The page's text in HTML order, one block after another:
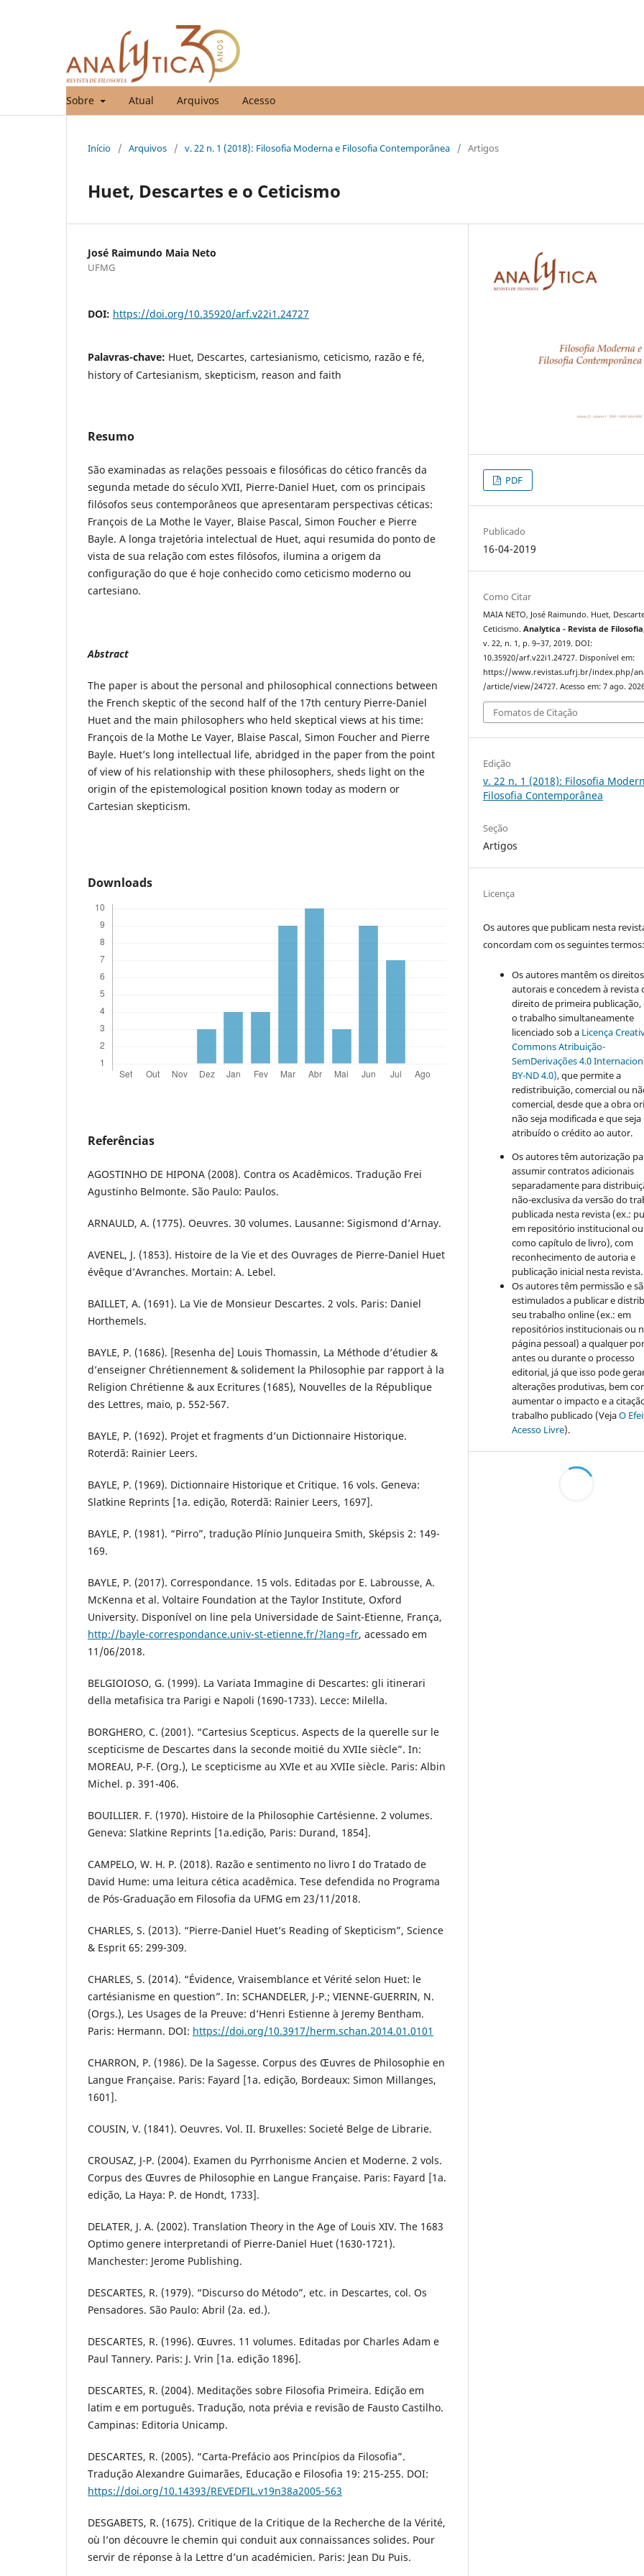
Sobre Atual Arquivos Acesso
Início / Arquivos / v. 22 n. 1 (2018): Filosofia Moderna e Filosofia Contemporânea / Artigos
Huet, Descartes e o Ceticismo
José Raimundo Maia Neto
UFMG
DOI: https://doi.org/10.35920/arf.v22i1.24727
Palavras-chave: Huet, Descartes, cartesianismo, ceticismo, razão e fé,
history of Cartesianism, skepticism, reason and faith
Resumo
São examinadas as relações pessoais e filosóficas do cético francês da
segunda metade do século XVII, Pierre-Daniel Huet, com os principais
filósofos seus contemporâneos que apresentaram perspectivas céticas:
François de La Mothe le Vayer, Blaise Pascal, Simon Foucher e Pierre
Bayle. A longa trajetória intelectual de Huet, aqui resumida do ponto de
vista de sua relação com estes filósofos, ilumina a origem da
configuração do que é hoje conhecido como ceticismo moderno ou
cartesiano.
Abstract
The paper is about the personal and philosophical connections between
the French skeptic of the second half of the 17th century Pierre-Daniel
Huet and the main philosophers who held skeptical views at his time:
François de la Mothe Le Vayer, Blaise Pascal, Simon Foucher and Pierre
Bayle. Huet’s long intellectual life, abridged in the paper from the point
of view of his relationship with these philosophers, sheds light on the
origin of the epistemological position known today as modern or
Cartesian skepticism.
Downloads
Referências
AGOSTINHO DE HIPONA (2008). Contra os Acadêmicos. Tradução Frei
Agustinho Belmonte. São Paulo: Paulos.
ARNAULD, A. (1775). Oeuvres. 30 volumes. Lausanne: Sigismond d’Arnay.
AVENEL, J. (1853). Histoire de la Vie et des Ouvrages de Pierre-Daniel Huet
évêque d’Avranches. Mortain: A. Lebel.
BAILLET, A. (1691). La Vie de Monsieur Descartes. 2 vols. Paris: Daniel
Horthemels.
BAYLE, P. (1686). [Resenha de] Louis Thomassin, La Méthode d’étudier &
d’enseigner Chrétiennement & solidement la Philosophie par rapport à la
Religion Chrétienne & aux Ecritures (1685), Nouvelles de la République
des Lettres, maio, p. 552-567.
BAYLE, P. (1692). Projet et fragments d’un Dictionnaire Historique.
Roterdã: Rainier Leers.
BAYLE, P. (1969). Dictionnaire Historique et Critique. 16 vols. Geneva:
Slatkine Reprints [1a. edição, Roterdã: Rainier Leers, 1697].
BAYLE, P. (1981). “Pirro”, tradução Plínio Junqueira Smith, Sképsis 2: 149-
169.
BAYLE, P. (2017). Correspondance. 15 vols. Editadas por E. Labrousse, A.
McKenna et al. Voltaire Foundation at the Taylor Institute, Oxford
University. Disponível on line pela Universidade de Saint-Etienne, França,
http://bayle-correspondance.univ-st-etienne.fr/?lang=fr, acessado em
11/06/2018.
BELGIOIOSO, G. (1999). La Variata Immagine di Descartes: gli itinerari
della metafisica tra Parigi e Napoli (1690-1733). Lecce: Milella.
BORGHERO, C. (2001). “Cartesius Scepticus. Aspects de la querelle sur le
scepticisme de Descartes dans la seconde moitié du XVIIe siècle”. In:
MOREAU, P-F. (Org.), Le scepticisme au XVIe et au XVIIe siècle. Paris: Albin
Michel. p. 391-406.
BOUILLIER. F. (1970). Histoire de la Philosophie Cartésienne. 2 volumes.
Geneva: Slatkine Reprints [1a.edição, Paris: Durand, 1854].
CAMPELO, W. H. P. (2018). Razão e sentimento no livro I do Tratado de
David Hume: uma leitura cética acadêmica. Tese defendida no Programa
de Pós-Graduação em Filosofia da UFMG em 23/11/2018.
CHARLES, S. (2013). “Pierre-Daniel Huet’s Reading of Skepticism”, Science
& Esprit 65: 299-309.
CHARLES, S. (2014). “Évidence, Vraisemblance et Vérité selon Huet: le
cartésianisme en question”. In: SCHANDELER, J-P.; VIENNE-GUERRIN, N.
(Orgs.), Les Usages de la Preuve: d’Henri Estienne à Jeremy Bentham.
Paris: Hermann. DOI: https://doi.org/10.3917/herm.schan.2014.01.0101
CHARRON, P. (1986). De la Sagesse. Corpus des Œuvres de Philosophie en
Langue Française. Paris: Fayard [1a. edição, Bordeaux: Simon Millanges,
1601].
COUSIN, V. (1841). Oeuvres. Vol. II. Bruxelles: Societé Belge de Librarie.
CROUSAZ, J-P. (2004). Examen du Pyrrhonisme Ancien et Moderne. 2 vols.
Corpus des Œuvres de Philosophie en Langue Française. Paris: Fayard [1a.
edição, La Haya: P. de Hondt, 1733].
DELATER, J. A. (2002). Translation Theory in the Age of Louis XIV. The 1683
Optimo genere interpretandi of Pierre-Daniel Huet (1630-1721).
Manchester: Jerome Publishing.
DESCARTES, R. (1979). “Discurso do Método”, etc. in Descartes, col. Os
Pensadores. São Paulo: Abril (2a. ed.).
DESCARTES, R. (1996). Œuvres. 11 volumes. Editadas por Charles Adam e
Paul Tannery. Paris: J. Vrin [1a. edição 1896].
DESCARTES, R. (2004). Meditações sobre Filosofia Primeira. Edição em
latim e em português. Tradução, nota prévia e revisão de Fausto Castilho.
Campinas: Editoria Unicamp.
DESCARTES, R. (2005). “Carta-Prefácio aos Princípios da Filosofia”.
Tradução Alexandre Guimarães, Educação e Filosofia 19: 215-255. DOI:
https://doi.org/10.14393/REVEDFIL.v19n38a2005-563
DESGABETS, R. (1675). Critique de la Critique de la Recherche de la Vérité,
où l’on découvre le chemin qui conduit aux connaissances solides. Pour
servir de réponse à la Lettre d’un académicien. Paris: Jean Du Puis.
PDF
Publicado
16-04-2019
Como Citar
MAIA NETO, José Raimundo. Huet,
Ceticismo.Analytica - Revista de Filosofia
v. 22, n. 1, p. 9–37, 2019. DOI:
10.35920/arf.v22i1.24727. Disponível em:
https://www.revistas.ufrj.br/index.php/
/article/view/24727. Acesso em: 7 ago.
Fomatos de Citação
Edição
v. 22 n. 1 (2018): Filosofia
Filosofia Contemporânea
Seção
Artigos
Licença
Os autores que publicam nesta
concordam com os seguintes termos:
Os autores mantêm os direitos
autorais e concedem à revista
direito de primeira publicação,
o trabalho simultaneamente
licenciado sob a Licença
Commons Atribuição-
SemDerivações 4.0
BY-ND 4.0), que permite a
redistribuição, comercial ou
comercial, desde que a obra
não seja modificada e que seja
atribuído o crédito ao autor.
Os autores têm autorização
assumir contratos adicionais
separadamente para
não-exclusiva da versão do
publicada nesta revista (ex.:
em repositório institucional ou
como capítulo de livro), com
reconhecimento de autoria e
publicação inicial nesta revista.
Os autores têm permissão e
estimulados a publicar e
seu trabalho online (ex.: em
repositórios institucionais ou
página pessoal) a qualquer
antes ou durante o processo
editorial, já que isso pode
alterações produtivas, bem
aumentar o impacto e a
trabalho publicado (VejaO
Acesso Livre).